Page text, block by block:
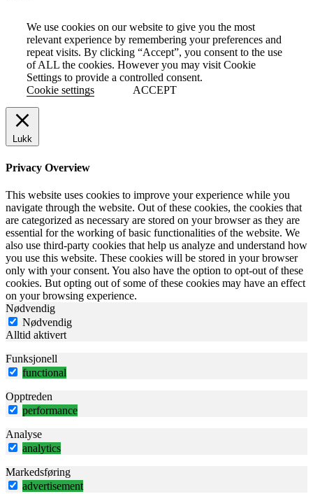
We use cookies on our website to give you the most
relevant experience by remembering your preferences and
repeat visits. By clicking “Accept”, you consent to the use
of ALL the cookies. However you may visit Cookie
Settings to provide a controlled consent.
Cookie settings
ACCEPT
Lukk
Privacy Overview
This website uses cookies to improve your experience while you
navigate through the website. Out of these cookies, the cookies that
are categorized as necessary are stored on your browser as they are
essential for the working of basic functionalities of the website. We
also use third-party cookies that help us analyze and understand how
you use this website. These cookies will be stored in your browser
only with your consent. You also have the option to opt-out of these
cookies. But opting out of some of these cookies may have an effect
on your browsing experience.
Nødvendig
Nødvendig
Alltid aktivert
Funksjonell
functional
Opptreden
performance
Analyse
analytics
Markedsføring
advertisement